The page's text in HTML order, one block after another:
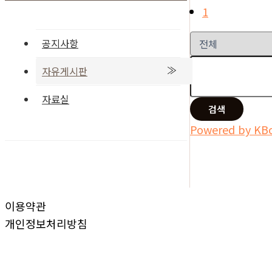
공지사항
자유게시판
자료실
1
검색
Powered by
이용약관
개인정보처리방침